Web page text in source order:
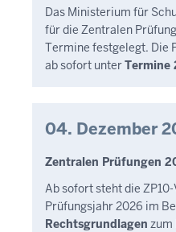
Das Ministerium für
für die Zentralen
Termine festgelegt. Die
ab sofort unterTermine
04. Dezember
Zentralen Prüfungen
Ab sofort steht die
Prüfungsjahr 2026 im
Rechtsgrundlagen zum